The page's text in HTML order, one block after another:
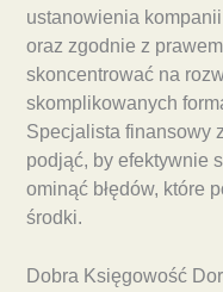
ustanowienia
oraz zgodnie z
skoncentrować na
skomplikowanych
Specjalista finansowy
podjąć, by efektywnie
ominąć błędów, które
środki.
Dobra Księgowość